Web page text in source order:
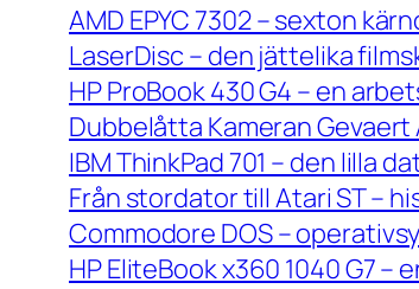
AMD EPYC 7302 – sexton
LaserDisc – den jättelika
HP ProBook 430 G4 – en
Dubbelåtta Kameran
IBM ThinkPad 701 – den lilla
Från stordator till Atari ST –
Commodore DOS –
HP EliteBook x360 1040 G7